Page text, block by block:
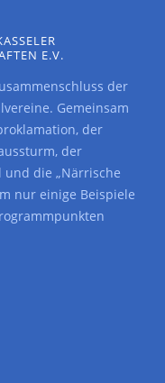
E.V.
der
Gemeinsam
der
der
und die „Närrische
nur einige Beispiele